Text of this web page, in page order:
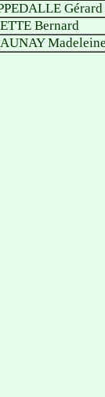
Gérard
Bernard